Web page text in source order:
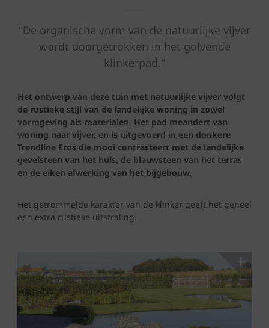
"De organische vorm van de natuurlijke vijver
wordt doorgetrokken in het golvende
klinkerpad."
Het ontwerp van deze tuin met natuurlijke vijver volgt
de rustieke stijl van de landelijke woning in zowel
vormgeving als materialen. Het pad meandert van
woning naar vijver, en is uitgevoerd in een donkere
Trendline Eros die mooi contrasteert met de landelijke
gevelsteen van het huis, de blauwsteen van het terras
en de eiken afwerking van het bijgebouw.
Het getrommelde karakter van de klinker geeft het geheel
een extra rustieke uitstraling.